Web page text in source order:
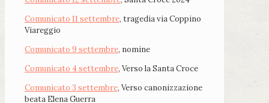
Comunicato 11 settembre, tragedia via Coppino
Viareggio
Comunicato 9 settembre, nomine
Comunicato 4 settembre, Verso la Santa Croce
Comunicato 3 settembre, Verso canonizzazione
beata Elena Guerra